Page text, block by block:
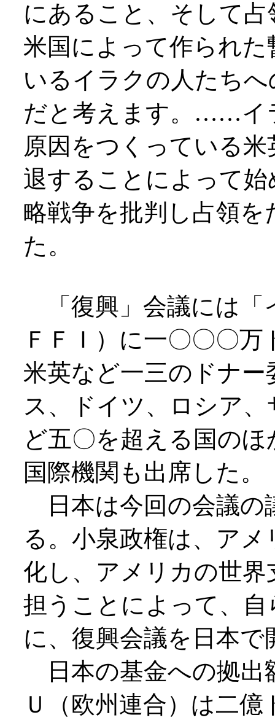
にあること、そして
米国によって作られ
いるイラクの人たち
だと考えます。……イ
原因をつくっている
退することによって
略戦争を批判し占領
た。
「復興」会議には「
ＦＦＩ）に一〇〇〇
米英など一三のドナ
ス、ドイツ、ロシア
ど五〇を超える国の
国際機関も出席した。
日本は今回の会議の
る。小泉政権は、ア
化し、アメリカの世
担うことによって、
に、復興会議を日本で
日本の基金への拠出
Ｕ（欧州連合）は二